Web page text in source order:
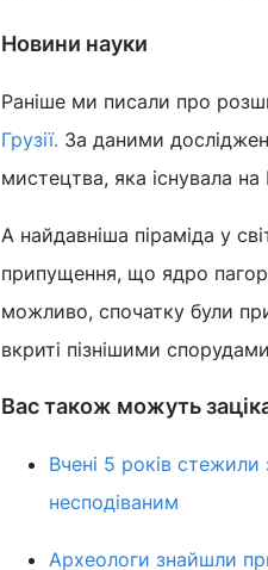
Новини науки
Раніше ми писали про
Грузії. За даними
мистецтва, яка існувала
А найдавніша піраміда у
припущення, що ядро
можливо, спочатку були
вкриті пізнішими
Вас також можуть
Вчені 5 років
несподіваним
Археологи знайшли